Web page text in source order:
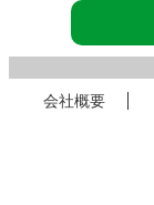
会社概要